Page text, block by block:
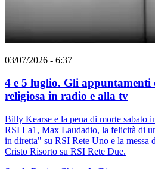
03/07/2026 - 6:37
4 e 5 luglio. Gli
religiosa in radio e alla tv
Billy Kearse e la pena di morte sabato
RSI La1, Max Laudadio, la felicità di
in diretta" su RSI Rete Uno e la messa
Cristo Risorto su RSI Rete Due.